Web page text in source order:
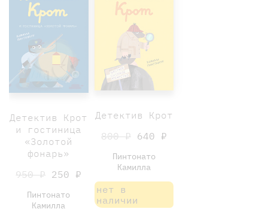
Детектив Крот
и гостиница
«Золотой
фонарь»
950 ₽ 250 ₽
Пинтонато
Камилла
Детектив Крот
800 ₽640 ₽
Пинтонато
Камилла
нет в
наличии